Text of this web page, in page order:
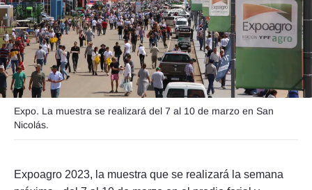
Mercados
Seguinos
Expo. La muestra se realizará del 7 al 10 de marzo en San
Nicolás.
Expoagro 2023, la muestra que se realizará la semana